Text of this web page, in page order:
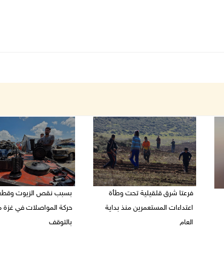
فرعتا شرق قلقيلية تحت وطأة
اعتداءات المستعمرين منذ بداية
العام
بسبب نقص الزيوت وقطع
حركة المواصلات في غزة
بالتوقف